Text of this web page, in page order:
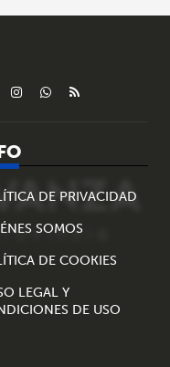
DE PRIVACIDAD
SOMOS
DE COOKIES
LEGAL Y
DE USO